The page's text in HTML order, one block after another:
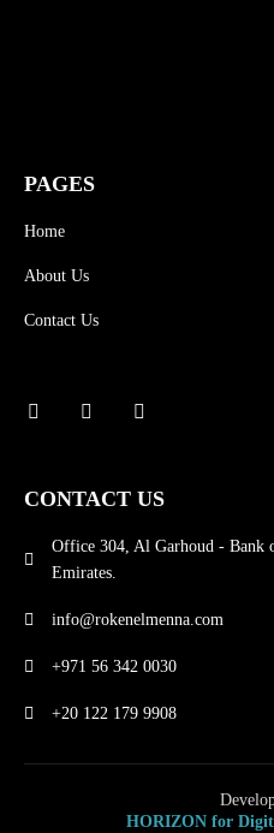
PAGES
Home
About Us
Contact Us
CONTACT US
Office 304, Al Garhoud - Bank
Emirates.
info@rokenelmenna.com
+971 56 342 0030
+20 122 179 9908
HORIZON for